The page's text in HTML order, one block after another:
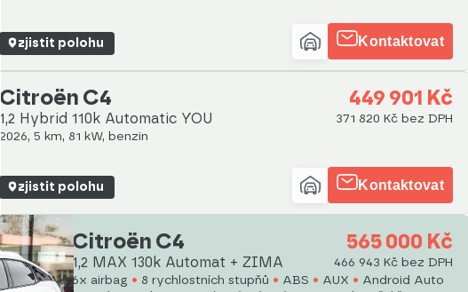
zjistit polohu Kontaktovat
Citroën C4
1,2 Hybrid 110k Automatic YOU
449 901 Kč
371 820 Kč bez DPH
2026, 5 km, 81 kW, benzin
zjistit polohu Kontaktovat
Citroën C4
1,2 MAX 130k Automat + ZIMA
565 000 Kč
466 943 Kč bez DPH
6x airbag
8 rychlostních stupňů ABS AUX
Android Auto